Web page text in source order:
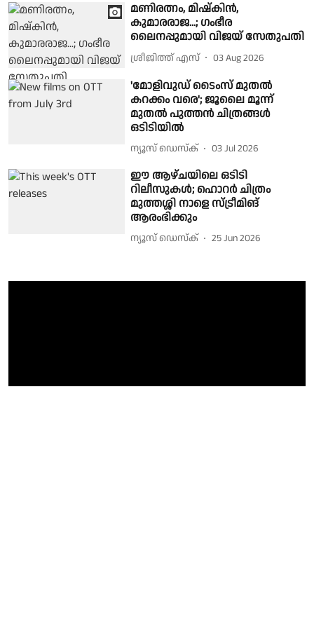
മണിരത്നം, മിഷ്കിൻ,
കുമാരരാജ...; ഗംഭീര
ലൈനപ്പുമായി വിജയ് സേതുപതി
ശ്രീജിത്ത് എസ് 03 Aug 2026
'മോളിവുഡ് ടൈംസ് മുതൽ
കറക്കം വരെ'; ജൂലൈ മൂന്ന്
മുതൽ പുത്തൻ ചിത്രങ്ങൾ
ഒടിടിയിൽ
ന്യൂസ് ഡെസ്ക് 03 Jul 2026
ഈ ആഴ്ചയിലെ ഒടിടി
റിലീസുകൾ; ഹൊറർ ചിത്രം
മുത്തശ്ശി നാളെ സ്ട്രീമിങ്
ആരംഭിക്കും
ന്യൂസ് ഡെസ്ക് 25 Jun 2026